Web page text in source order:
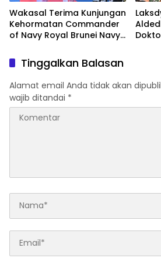
Wakasal Terima Kunjungan
Kehormatan Commander
of Navy Royal Brunei Navy
Tinggalkan Balasan
Alamat email Anda tidak akan
wajib ditandai *